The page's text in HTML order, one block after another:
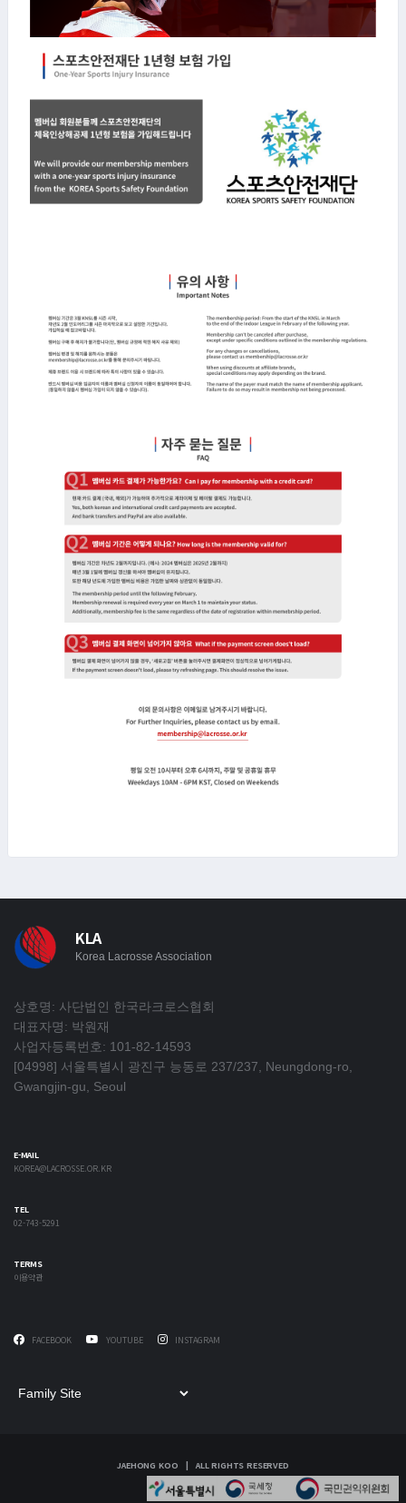
KLA
Korea Lacrosse Association
상호명: 사단법인 한국라크로스협회
대표자명: 박원재
사업자등록번호: 101-82-14593
[04998] 서울특별시 광진구 능동로 237/237, Neungdong-ro,
Gwangjin-gu, Seoul
E-MAIL
KOREA@LACROSSE.OR.KR
TEL
02-743-5291
TERMS
이용약관
FACEBOOK YOUTUBE INSTAGRAM
JAEHONG KOO | ALL RIGHTS RESERVED